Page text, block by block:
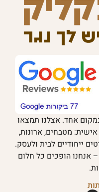
אחד. אצלנו תמצאו
מטבחים, ארונות,
ייחודיים לבית ולעסק.
– אנחנו הופכים כל חלום